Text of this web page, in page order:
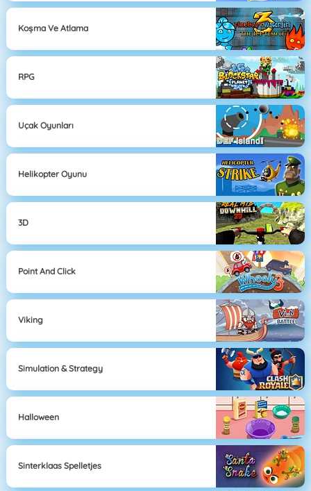
Koşma Ve Atlama
RPG
Uçak Oyunları
Helikopter Oyunu
3D
Point And Click
Viking
Simulation & Strategy
Halloween
Sinterklaas Spelletjes